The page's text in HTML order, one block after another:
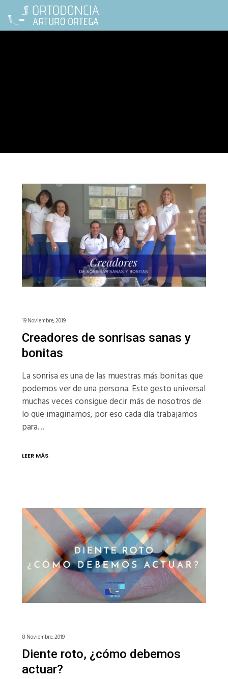
19 Noviembre, 2019
Creadores de sonrisas sanas y
bonitas
La sonrisa es una de las muestras más bonitas que
podemos ver de una persona. Este gesto universal
muchas veces consigue decir más de nosotros de
lo que imaginamos, por eso cada día trabajamos
para…
LEER MÁS
8 Noviembre, 2019
Diente roto, ¿cómo debemos
actuar?